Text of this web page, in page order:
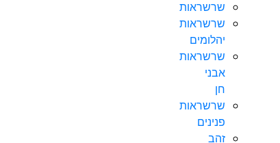
שרשראות
שרשראות
יהלומים
שרשראות
אבני
חן
שרשראות
פנינים
זהב